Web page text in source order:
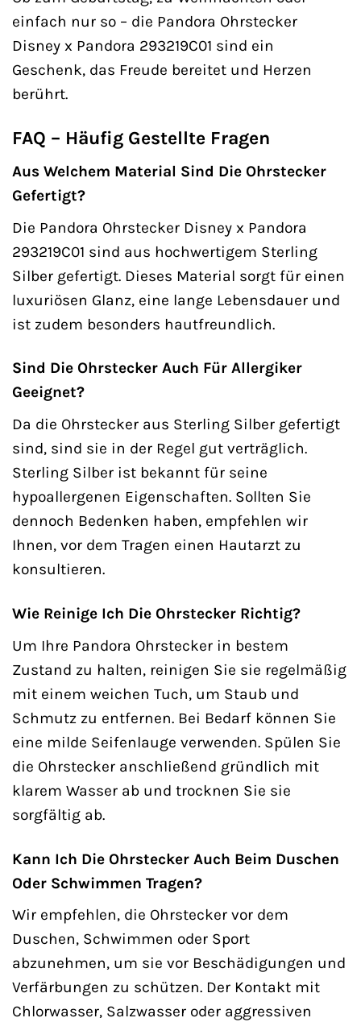
einfach nur so – die Pandora Ohrstecker
Disney x Pandora 293219C01 sind ein
Geschenk, das Freude bereitet und Herzen
berührt.
FAQ – Häufig Gestellte Fragen
Aus Welchem Material Sind Die Ohrstecker
Gefertigt?
Die Pandora Ohrstecker Disney x Pandora
293219C01 sind aus hochwertigem Sterling
Silber gefertigt. Dieses Material sorgt für einen
luxuriösen Glanz, eine lange Lebensdauer und
ist zudem besonders hautfreundlich.
Sind Die Ohrstecker Auch Für Allergiker
Geeignet?
Da die Ohrstecker aus Sterling Silber gefertigt
sind, sind sie in der Regel gut verträglich.
Sterling Silber ist bekannt für seine
hypoallergenen Eigenschaften. Sollten Sie
dennoch Bedenken haben, empfehlen wir
Ihnen, vor dem Tragen einen Hautarzt zu
konsultieren.
Wie Reinige Ich Die Ohrstecker Richtig?
Um Ihre Pandora Ohrstecker in bestem
Zustand zu halten, reinigen Sie sie regelmäßig
mit einem weichen Tuch, um Staub und
Schmutz zu entfernen. Bei Bedarf können Sie
eine milde Seifenlauge verwenden. Spülen Sie
die Ohrstecker anschließend gründlich mit
klarem Wasser ab und trocknen Sie sie
sorgfältig ab.
Kann Ich Die Ohrstecker Auch Beim Duschen
Oder Schwimmen Tragen?
Wir empfehlen, die Ohrstecker vor dem
Duschen, Schwimmen oder Sport
abzunehmen, um sie vor Beschädigungen und
Verfärbungen zu schützen. Der Kontakt mit
Chlorwasser, Salzwasser oder aggressiven